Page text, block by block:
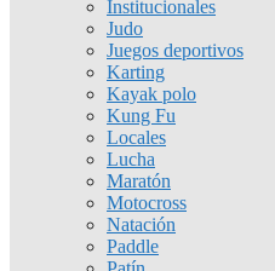
Institucionales
Judo
Juegos deportivos
Karting
Kayak polo
Kung Fu
Locales
Lucha
Maratón
Motocross
Natación
Paddle